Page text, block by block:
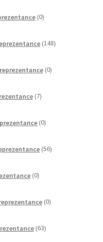
0izdelkov
148izdelkov
0izdelkov
7izdelkov
0izdelkov
56izdelkov
0izdelkov
0izdelkov
63izdelkov